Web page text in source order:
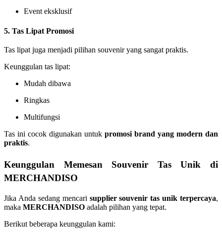
Event eksklusif
5. Tas Lipat Promosi
Tas lipat juga menjadi pilihan souvenir yang sangat praktis.
Keunggulan tas lipat:
Mudah dibawa
Ringkas
Multifungsi
Tas ini cocok digunakan untuk promosi brand yang modern dan
praktis.
Keunggulan Memesan Souvenir Tas Unik di
MERCHANDISO
Jika Anda sedang mencari supplier souvenir tas unik terpercaya,
maka MERCHANDISO adalah pilihan yang tepat.
Berikut beberapa keunggulan kami: